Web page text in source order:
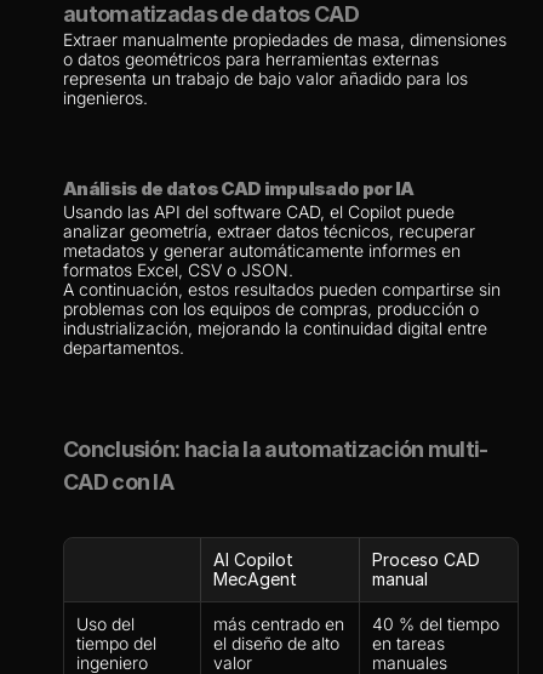
automatizadas de datos CAD
Extraer manualmente propiedades de masa, dimensiones
o datos geométricos para herramientas externas
representa un trabajo de bajo valor añadido para los
ingenieros.
Análisis de datos CAD impulsado por IA
Usando las API del software CAD, el Copilot puede
analizar geometría, extraer datos técnicos, recuperar
metadatos y generar automáticamente informes en
formatos Excel, CSV o JSON.
A continuación, estos resultados pueden compartirse sin
problemas con los equipos de compras, producción o
industrialización, mejorando la continuidad digital entre
departamentos.
Conclusión: hacia la automatización multi-
CAD con IA
AI Copilot
MecAgent
Proceso CAD
manual
Uso del
tiempo del
ingeniero
más centrado en
el diseño de alto
valor
40 % del tiempo
en tareas
manuales